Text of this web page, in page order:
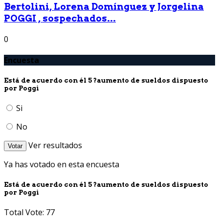
Bertolini, Lorena Domínguez y Jorgelina
POGGI , sospechados...
0
Encuesta
Está de acuerdo con él 5 ?aumento de sueldos dispuesto
por Poggi
Si
No
Votar
Ver resultados
Ya has votado en esta encuesta
Está de acuerdo con él 5 ?aumento de sueldos dispuesto
por Poggi
Total Vote: 77